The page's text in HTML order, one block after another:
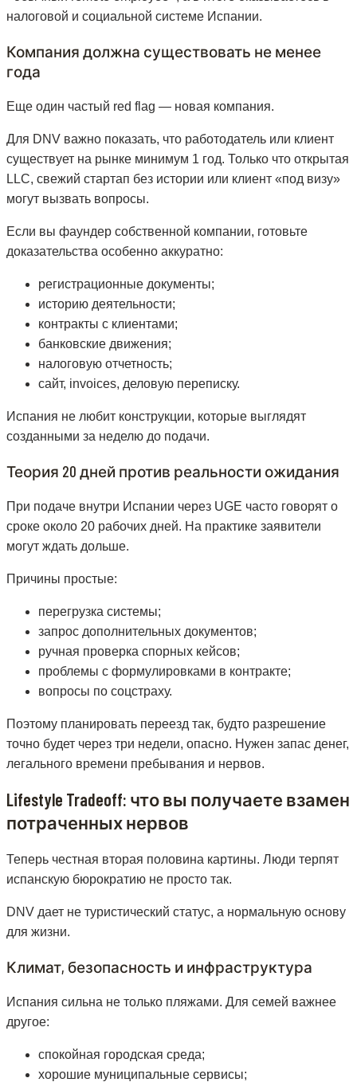
налоговой и социальной системе Испании.
Компания должна существовать не менее
года
Еще один частый red flag — новая компания.
Для DNV важно показать, что работодатель или клиент
существует на рынке минимум 1 год. Только что открытая
LLC, свежий стартап без истории или клиент «под визу»
могут вызвать вопросы.
Если вы фаундер собственной компании, готовьте
доказательства особенно аккуратно:
регистрационные документы;
историю деятельности;
контракты с клиентами;
банковские движения;
налоговую отчетность;
сайт, invoices, деловую переписку.
Испания не любит конструкции, которые выглядят
созданными за неделю до подачи.
Теория 20 дней против реальности ожидания
При подаче внутри Испании через UGE часто говорят о
сроке около 20 рабочих дней. На практике заявители
могут ждать дольше.
Причины простые:
перегрузка системы;
запрос дополнительных документов;
ручная проверка спорных кейсов;
проблемы с формулировками в контракте;
вопросы по соцстраху.
Поэтому планировать переезд так, будто разрешение
точно будет через три недели, опасно. Нужен запас денег,
легального времени пребывания и нервов.
Lifestyle Tradeoff: что вы получаете взамен
потраченных нервов
Теперь честная вторая половина картины. Люди терпят
испанскую бюрократию не просто так.
DNV дает не туристический статус, а нормальную основу
для жизни.
Климат, безопасность и инфраструктура
Испания сильна не только пляжами. Для семей важнее
другое:
спокойная городская среда;
хорошие муниципальные сервисы;